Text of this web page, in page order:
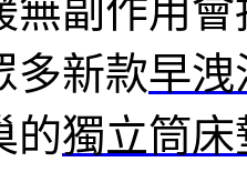
無副作用
多新款早洩
的獨立筒床